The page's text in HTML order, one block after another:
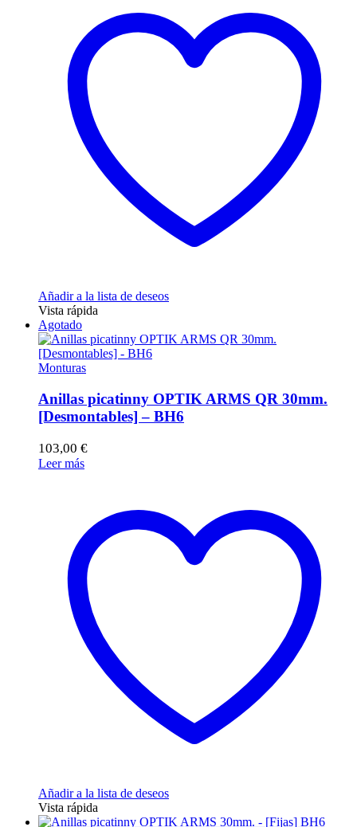
Añadir a la lista de deseos
Vista rápida
Agotado
Monturas
Anillas picatinny OPTIK ARMS QR 30mm.
[Desmontables] – BH6
103,00 €
Leer más
Añadir a la lista de deseos
Vista rápida